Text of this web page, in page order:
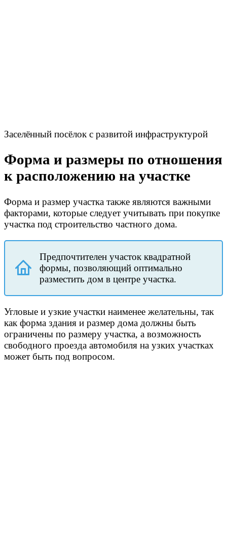
Заселённый посёлок с развитой инфраструктурой
Форма и размеры по отношения
к расположению на участке
Форма и размер участка также являются важными
факторами, которые следует учитывать при покупке
участка под строительство частного дома.
Предпочтителен участок квадратной
формы, позволяющий оптимально
разместить дом в центре участка.
Угловые и узкие участки наименее желательны, так
как форма здания и размер дома должны быть
ограничены по размеру участка, а возможность
свободного проезда автомобиля на узких участках
может быть под вопросом.